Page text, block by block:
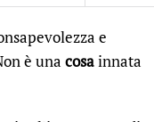
e
è una cosainnata